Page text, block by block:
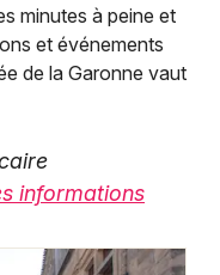
minutes à peine et
et événements
de la Garonne vaut
informations